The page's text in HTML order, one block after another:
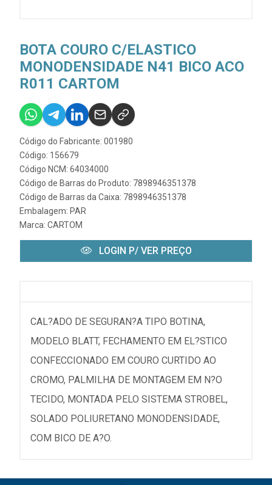
BOTA COURO C/ELASTICO
MONODENSIDADE N41 BICO ACO
R011 CARTOM
Código do Fabricante: 001980
Código: 156679
Código NCM: 64034000
Código de Barras do Produto: 7898946351378
Código de Barras da Caixa: 7898946351378
Embalagem: PAR
Marca: CARTOM
LOGIN P/ VER PREÇO
CAL?ADO DE SEGURAN?A TIPO BOTINA,
MODELO BLATT, FECHAMENTO EM EL?STICO
CONFECCIONADO EM COURO CURTIDO AO
CROMO, PALMILHA DE MONTAGEM EM N?O
TECIDO, MONTADA PELO SISTEMA STROBEL,
SOLADO POLIURETANO MONODENSIDADE,
COM BICO DE A?O.